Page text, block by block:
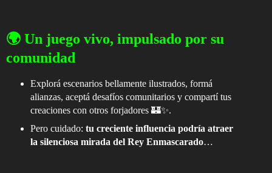
🌍 Un juego vivo, impulsado por su
comunidad
Explorá escenarios bellamente ilustrados, formá
alianzas, aceptá desafíos comunitarios y compartí tus
creaciones con otros forjadores 🏰✨.
Pero cuidado: tu creciente influencia podría atraer
la silenciosa mirada del Rey Enmascarado…